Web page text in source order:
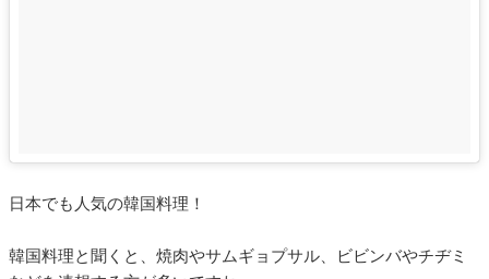
日本でも人気の韓国料理！
韓国料理と聞くと、焼肉やサムギョプサル、ビビンバやチヂミ